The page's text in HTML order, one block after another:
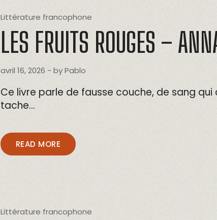
Littérature francophone
LES FRUITS ROUGES –
avril 16, 2026 - byPablo
Ce livre parle de fausse couche, de sang qui
tache…
READ MORE
Littérature francophone